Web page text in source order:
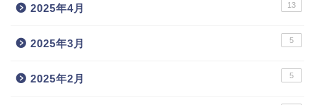
2025年4月 13
2025年3月 5
2025年2月 5